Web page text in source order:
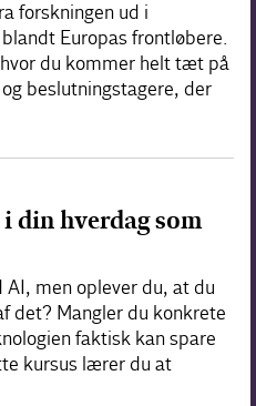
forskningen ud i
Europas frontløbere.
du kommer helt tæt på
beslutningstagere, der
din hverdag som
men oplever du, at du
det? Mangler du konkrete
faktisk kan spare
kursus lærer du at